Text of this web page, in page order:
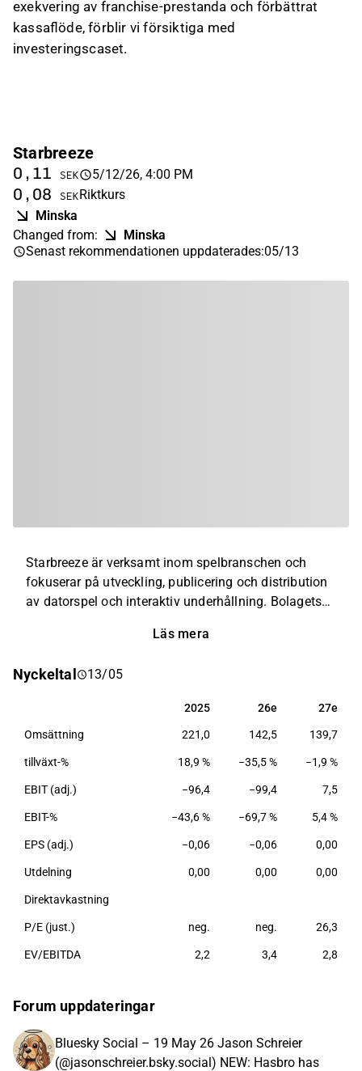
exekvering av franchise-prestanda och förbättrat
kassaflöde, förblir vi försiktiga med
investeringscaset.
Starbreeze
0,11 SEK 5/12/26, 4:00 PM
0,08 SEKRiktkurs
Minska
Changed from:
Minska
Senast rekommendationen uppdaterades:05/13
Starbreeze är verksamt inom spelbranschen och
fokuserar på utveckling, publicering och distribution
av datorspel och interaktiv underhållning. Bolagets
med andra spelutvecklare. Verksamheten riktar sig
verksamhet i Europa. Starbreeze grundades år 1998
Läs mera
Nyckeltal 13/05
2025 26e 27e
2025 26e 27e
Omsättning 221,0 142,5 139,7
tillväxt-% 18,9 % −35,5 % −1,9 %
EBIT (adj.) −96,4 −99,4 7,5
EBIT-% −43,6 % −69,7 % 5,4 %
EPS (adj.) −0,06 −0,06 0,00
Utdelning 0,00 0,00 0,00
Direktavkastning
P/E (just.) neg. neg. 26,3
EV/EBITDA 2,2 3,4 2,8
Forum uppdateringar
Bluesky Social – 19 May 26 Jason Schreier
(@jasonschreier.bsky.social) NEW: Hasbro has